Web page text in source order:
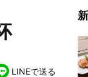
LINEで送る